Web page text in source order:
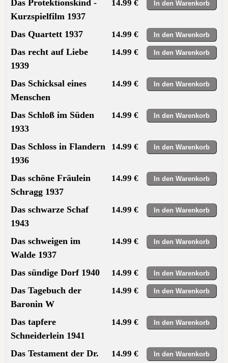
Das Protektionskind -
Kurzspielfilm 1937
14.99 €
Das Quartett 1937 14.99 €
Das recht auf Liebe
1939
14.99 €
Das Schicksal eines
Menschen
14.99 €
Das Schloß im Süden
1933
14.99 €
Das Schloss in Flandern
1936
14.99 €
Das schöne Fräulein
Schragg 1937
14.99 €
Das schwarze Schaf
1943
14.99 €
Das schweigen im
Walde 1937
14.99 €
Das sündige Dorf 1940 14.99 €
Das Tagebuch der
Baronin W
14.99 €
Das tapfere
Schneiderlein 1941
14.99 €
Das Testament der Dr.
14.99 €